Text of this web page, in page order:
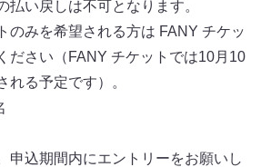
い戻しは不可となります。
のみを希望される方は FANY チケッ
ださい（FANY チケットでは10月10
れる予定です）。
申込期間内にエントリーをお願いし